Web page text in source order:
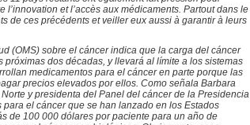
et l’accès aux médicaments. Partout dans le
de ces précédents et veiller eux aussi à garantir à leurs
(OMS) sobre el cáncer indica que la carga del cáncer
dos décadas, y llevará al límite a los sistemas
medicamentos para el cáncer en parte porque las
precios elevados por ellos. Como señala Barbara
y presidenta del Panel del cáncer de la Presidencia
el cáncer que se han lanzado en los Estados
de 100 000 dólares por paciente para un año de